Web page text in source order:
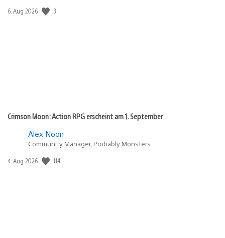
Veröffentlichungsdatum:
6. Aug 2026 3
Crimson Moon: Action RPG erscheint am 1. September
Alex Noon
Community Manager, Probably Monsters
Veröffentlichungsdatum:
4. Aug 2026 114